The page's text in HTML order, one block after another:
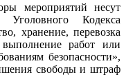
мероприятий несут
Уголовного Кодекса
хранение, перевозка
работ или
безопасности»,
свободы и штраф